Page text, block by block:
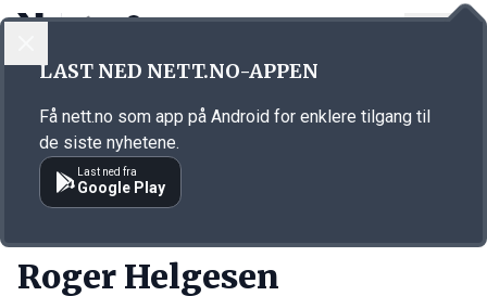
Annonsørinnhold
Roger Helgesen
LAST NED NETT.NO-APPEN
Få nett.no som app på Android for enklere tilgang til
de siste nyhetene.
Last ned fra
Google Play